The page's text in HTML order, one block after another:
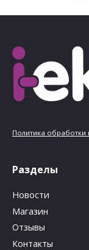
Политика
Разделы
Новости
Магазин
Отзывы
Контакты